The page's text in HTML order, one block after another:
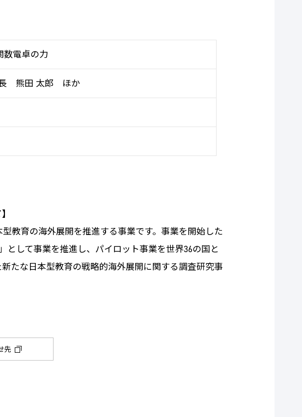
数電卓の力
長 熊田 太郎 ほか
教育の海外展開を推進する事業です。事業を開始した
として事業を推進し、パイロット事業を世界36の国と
たな日本型教育の戦略的海外展開に関する調査研究事
先